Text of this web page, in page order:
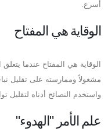
أسرع.
الوقاية هي المفتاح
الوقاية هي المفتاح عندما
مشغولاً وممارسته على تقليل
واستخدم النصائح أدناه لتقليل
علم الأمر "الهدوء"